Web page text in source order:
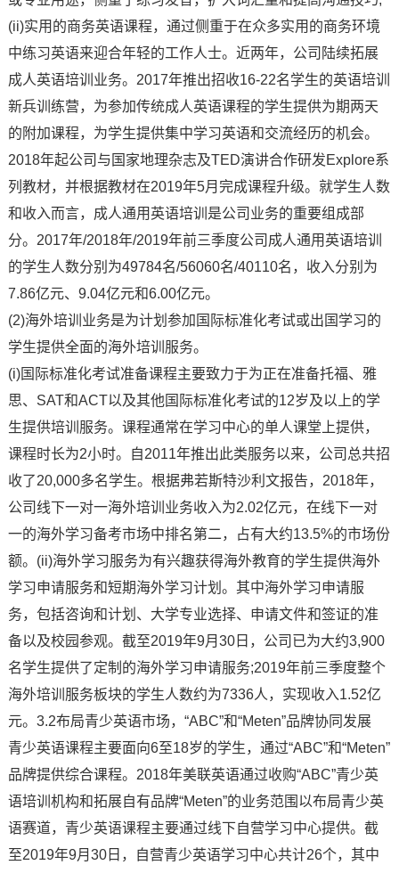
(ii)实用的商务英语课程，通过侧重于在众多实用的商务环境
中练习英语来迎合年轻的工作人士。近两年，公司陆续拓展
成人英语培训业务。2017年推出招收16-22名学生的英语培训
新兵训练营，为参加传统成人英语课程的学生提供为期两天
的附加课程，为学生提供集中学习英语和交流经历的机会。
2018年起公司与国家地理杂志及TED演讲合作研发Explore系
列教材，并根据教材在2019年5月完成课程升级。就学生人数
和收入而言，成人通用英语培训是公司业务的重要组成部
分。2017年/2018年/2019年前三季度公司成人通用英语培训
的学生人数分别为49784名/56060名/40110名，收入分别为
7.86亿元、9.04亿元和6.00亿元。
(2)海外培训业务是为计划参加国际标准化考试或出国学习的
学生提供全面的海外培训服务。
(i)国际标准化考试准备课程主要致力于为正在准备托福、雅
思、SAT和ACT以及其他国际标准化考试的12岁及以上的学
生提供培训服务。课程通常在学习中心的单人课堂上提供，
课程时长为2小时。自2011年推出此类服务以来，公司总共招
收了20,000多名学生。根据弗若斯特沙利文报告，2018年，
公司线下一对一海外培训业务收入为2.02亿元，在线下一对
一的海外学习备考市场中排名第二，占有大约13.5%的市场份
额。(ii)海外学习服务为有兴趣获得海外教育的学生提供海外
学习申请服务和短期海外学习计划。其中海外学习申请服
务，包括咨询和计划、大学专业选择、申请文件和签证的准
备以及校园参观。截至2019年9月30日，公司已为大约3,900
名学生提供了定制的海外学习申请服务;2019年前三季度整个
海外培训服务板块的学生人数约为7336人，实现收入1.52亿
元。3.2布局青少英语市场，“ABC”和“Meten”品牌协同发展
青少英语课程主要面向6至18岁的学生，通过“ABC”和“Meten”
品牌提供综合课程。2018年美联英语通过收购“ABC”青少英
语培训机构和拓展自有品牌“Meten”的业务范围以布局青少英
语赛道，青少英语课程主要通过线下自营学习中心提供。截
至2019年9月30日，自营青少英语学习中心共计26个，其中